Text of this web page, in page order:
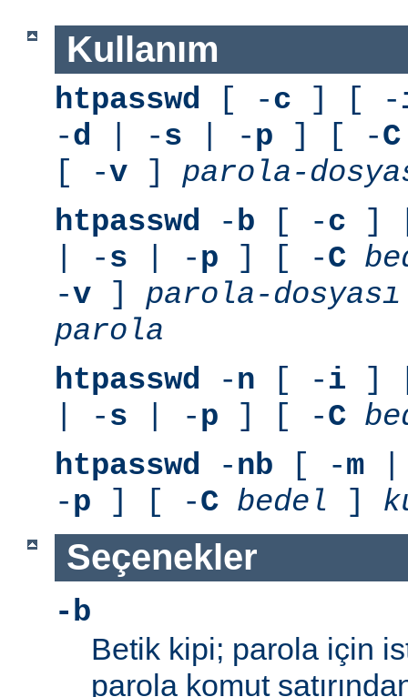
Kullanım
htpasswd [ -c ] [ -
-d | -s | -p ] [ -C
[ -v ] parola-
htpasswd -b [ -c ]
| -s | -p ] [ -C
-v ] parola-dosyası
parola
htpasswd -n [ -i ]
| -s | -p ] [ -C
htpasswd -nb [ -m
-p ] [ -C bedel ]
Seçenekler
-b
Betik kipi; parola için
parola komut